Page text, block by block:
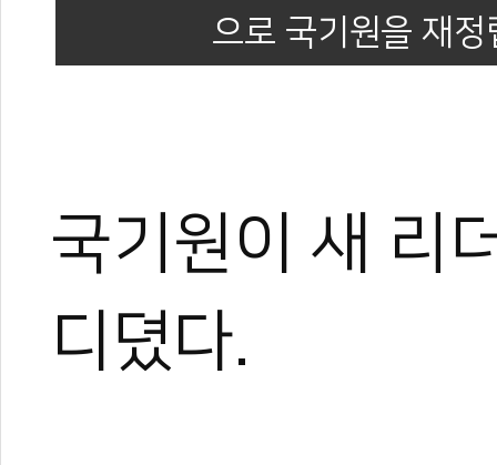
으로 국기원을 재
국기원이 새 리
디뎠다.